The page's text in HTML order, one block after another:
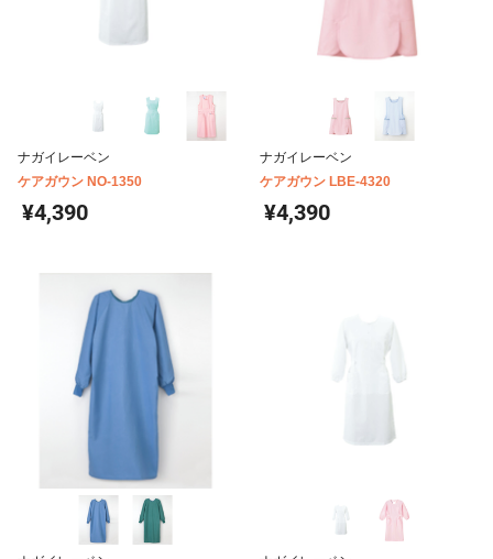
ナガイレーベン
ケアガウン NO-1350
¥4,390
ナガイレーベン
ケアガウン LBE-4320
¥4,390